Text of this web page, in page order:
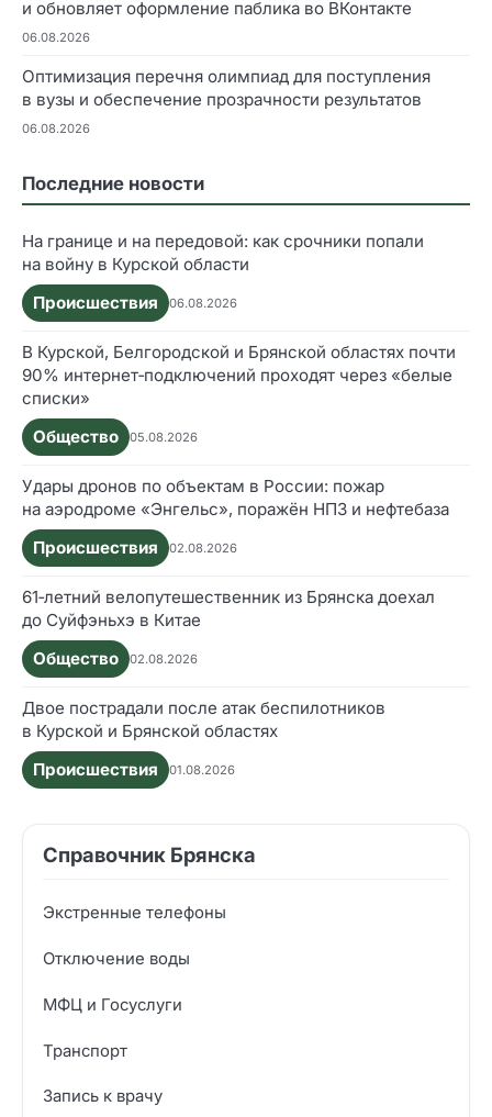
и обновляет оформление паблика во ВКонтакте
06.08.2026
Оптимизация перечня олимпиад для поступления
в вузы и обеспечение прозрачности результатов
06.08.2026
Последние новости
На границе и на передовой: как срочники попали
на войну в Курской области
Происшествия
06.08.2026
В Курской, Белгородской и Брянской областях почти
90% интернет‑подключений проходят через «белые
списки»
Общество
05.08.2026
Удары дронов по объектам в России: пожар
на аэродроме «Энгельс», поражён НПЗ и нефтебаза
Происшествия
02.08.2026
61‑летний велопутешественник из Брянска доехал
до Суйфэньхэ в Китае
Общество
02.08.2026
Двое пострадали после атак беспилотников
в Курской и Брянской областях
Происшествия
01.08.2026
Справочник Брянска
Экстренные телефоны
Отключение воды
МФЦ и Госуслуги
Транспорт
Запись к врачу